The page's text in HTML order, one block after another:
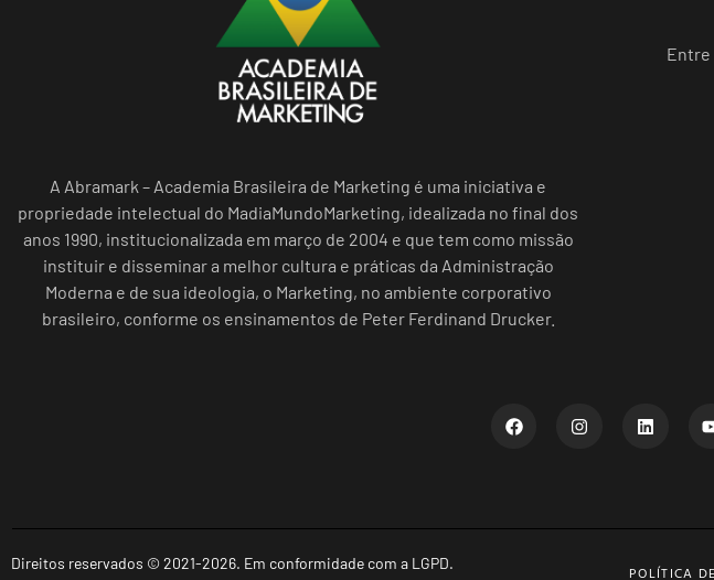
A Abramark – Academia Brasileira de Marketing é uma iniciativa e
propriedade intelectual do MadiaMundoMarketing, idealizada no final dos
anos 1990, institucionalizada em março de 2004 e que tem como missão
instituir e disseminar a melhor cultura e práticas da Administração
Moderna e de sua ideologia, o Marketing, no ambiente corporativo
brasileiro, conforme os ensinamentos de Peter Ferdinand Drucker.
Entre
Direitos reservados © 2021-2026. Em conformidade com a LGPD. POLÍTICA